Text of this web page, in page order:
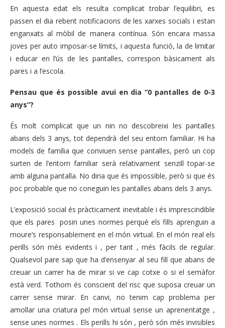
En aquesta edat els resulta complicat trobar l’equilibri, es
passen el dia rebent notificacions de les xarxes socials i estan
enganxats al mòbil de manera contínua. Són encara massa
joves per auto imposar-se límits, i aquesta funció, la de limitar
i educar en l’ús de les pantalles, correspon bàsicament als
pares i a l’escola.
Pensau que és possible avui en dia “0 pantalles de 0-3
anys”?
És molt complicat que un nin no descobreixi les pantalles
abans dels 3 anys, tot dependrà del seu entorn familiar. Hi ha
models de família que conviuen sense pantalles, però un cop
surten de l’entorn familiar serà relativament senzill topar-se
amb alguna pantalla. No diria que és impossible, però si que és
poc probable que no coneguin les pantalles abans dels 3 anys.
L’exposició social és pràcticament inevitable i és imprescindible
que els pares posin unes normes perquè els fills aprenguin a
moure’s responsablement en el món virtual. En el món real els
perills són més evidents i , per tant , més fàcils de regular.
Qualsevol pare sap que ha d’ensenyar al seu fill que abans de
creuar un carrer ha de mirar si ve cap cotxe o si el semàfor
està verd. Tothom és conscient del risc que suposa creuar un
carrer sense mirar. En canvi, no tenim cap problema per
amollar una criatura pel món virtual sense un aprenentatge ,
sense unes normes . Els perills hi són , però són més invisibles